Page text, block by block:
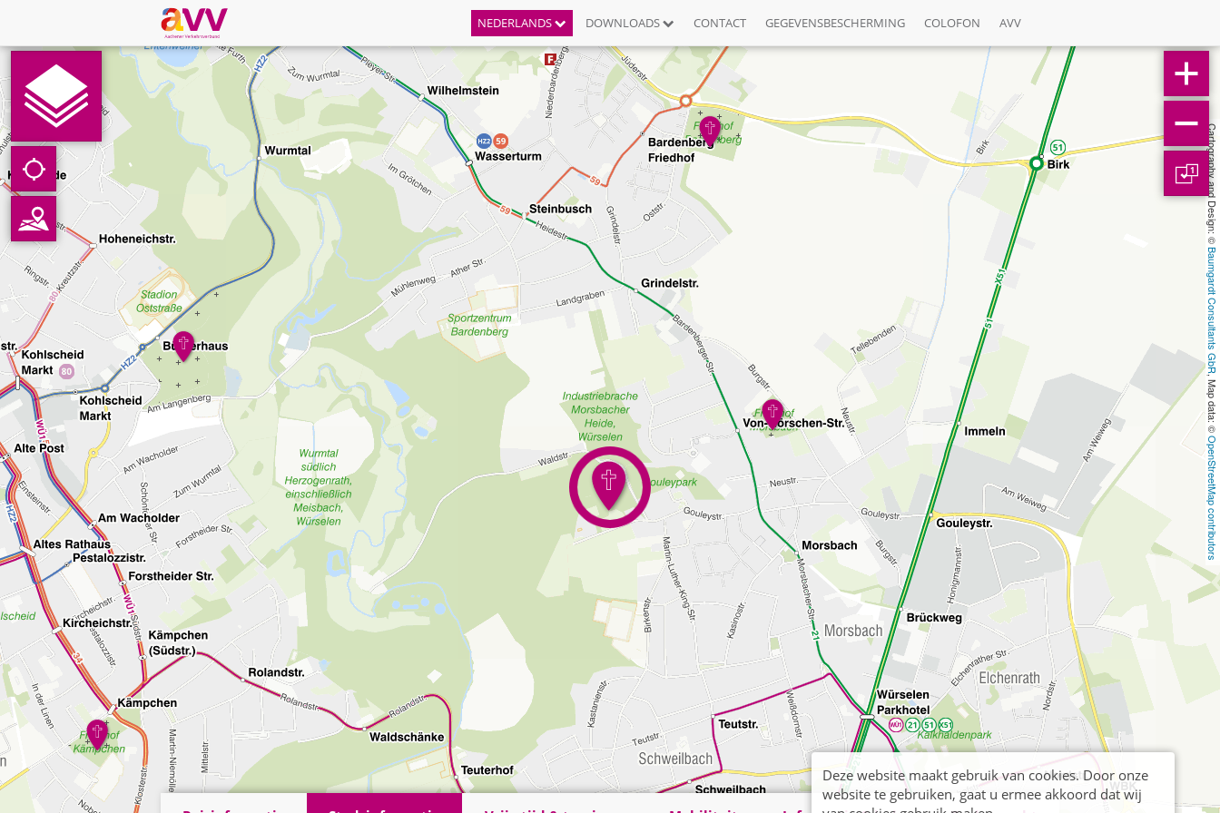
NEDERLANDS DOWNLOADS CONTACT GEGEVENSBESCHERMING COLOFON AVV
Cartography and Design: ©
Baumgardt Consultants GbR
, Map data: ©
OpenStreetMap contributors
1
Deze website maakt gebruik van cookies. Door onze
website te gebruiken, gaat u ermee akkoord dat wij